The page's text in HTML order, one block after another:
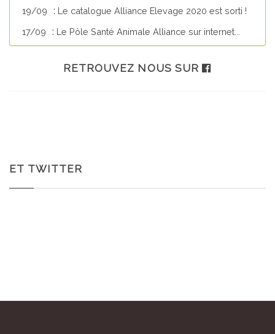
19/09
: Le catalogue Alliance Elevage 2020 est sorti !
17/09
: Le Pôle Santé Animale Alliance sur internet...
RETROUVEZ NOUS SUR
ET TWITTER